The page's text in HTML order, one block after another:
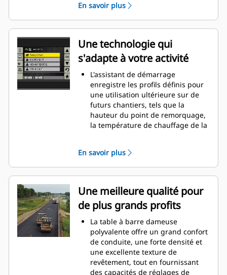
permet une plus grande
productivité quotidienne, avec des
temps de chauffe de seulement 15
minutes
La conception de train de
roulement Mobil-trac™ offre une
excellente traction, une bonne
portance et un déplacement
rapide qui permettent une
augmentation de la production
La conception de circulation d'air
exclusive améliore les conditions
de fonctionnement pour l'équipe
composants, pour une plus longue
En savoir plus
Une technologie qui
s'adapte à votre activité
L'assistant de démarrage
enregistre les profils définis pour
une utilisation ultérieure sur de
futurs chantiers, tels que la
hauteur du point de remorquage,
la température de chauffage de la
revêtement, la profondeur de
revêtement, la couronne, le dévers
et la hauteur des rallonges et les
fonctions d'assistance et de
verrouillage de la table
Un capteur de niveau de trémie,
intégrant un affichage de
température, informe le
conducteur de la hauteur de
matériau et de la température de
livraison. Les indicateurs sont
situés sur chaque affichage du
En savoir plus
Une meilleure qualité pour
de plus grands profits
La table à barre dameuse
polyvalente offre un grand confort
de conduite, une forte densité et
une excellente texture de
revêtement, tout en fournissant
des capacités de réglages de